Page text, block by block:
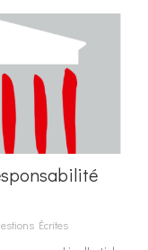
Écrites